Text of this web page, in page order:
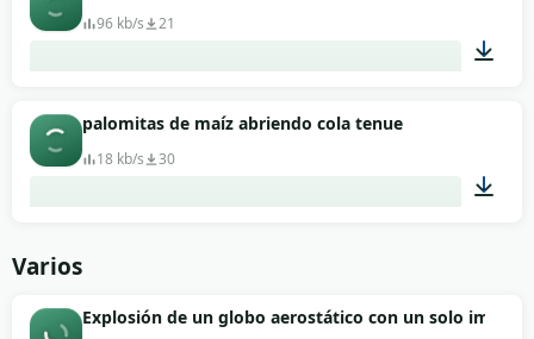
96 kb/s 21
palomitas de maíz abriendo cola tenue
18 kb/s 30
Varios
Explosión de un globo aerostático con un solo